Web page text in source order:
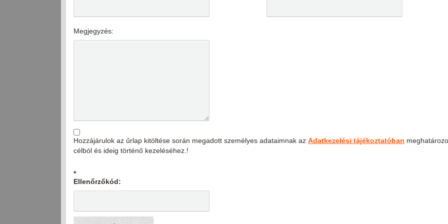
Megjegyzés:
Hozzájárulok az űrlap kitöltése során megadott személyes adataimnak az Adatkezelési tájékoztatóban
célból és ideig történő kezeléséhez.!
*
Ellenőrzőkód: